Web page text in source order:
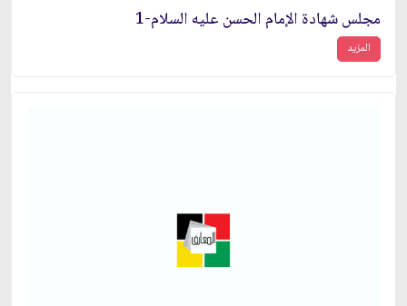
مجلس شهادة الإمام الحسن عليه السلام-1
المزيد